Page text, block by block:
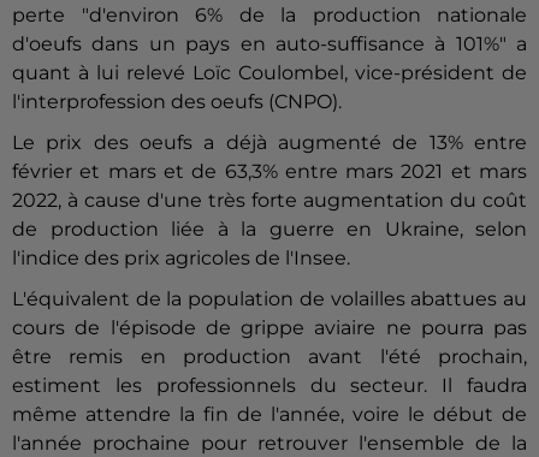
perte "d'environ 6% de la production nationale
d'oeufs dans un pays en auto-suffisance à 101%" a
quant à lui relevé Loïc Coulombel, vice-président de
l'interprofession des oeufs (CNPO).
Le prix des oeufs a déjà augmenté de 13% entre
février et mars et de 63,3% entre mars 2021 et mars
2022, à cause d'une très forte augmentation du coût
de production liée à la guerre en Ukraine, selon
l'indice des prix agricoles de l'Insee.
L'équivalent de la population de volailles abattues au
cours de l'épisode de grippe aviaire ne pourra pas
être remis en production avant l'été prochain,
estiment les professionnels du secteur. Il faudra
même attendre la fin de l'année, voire le début de
l'année prochaine pour retrouver l'ensemble de la